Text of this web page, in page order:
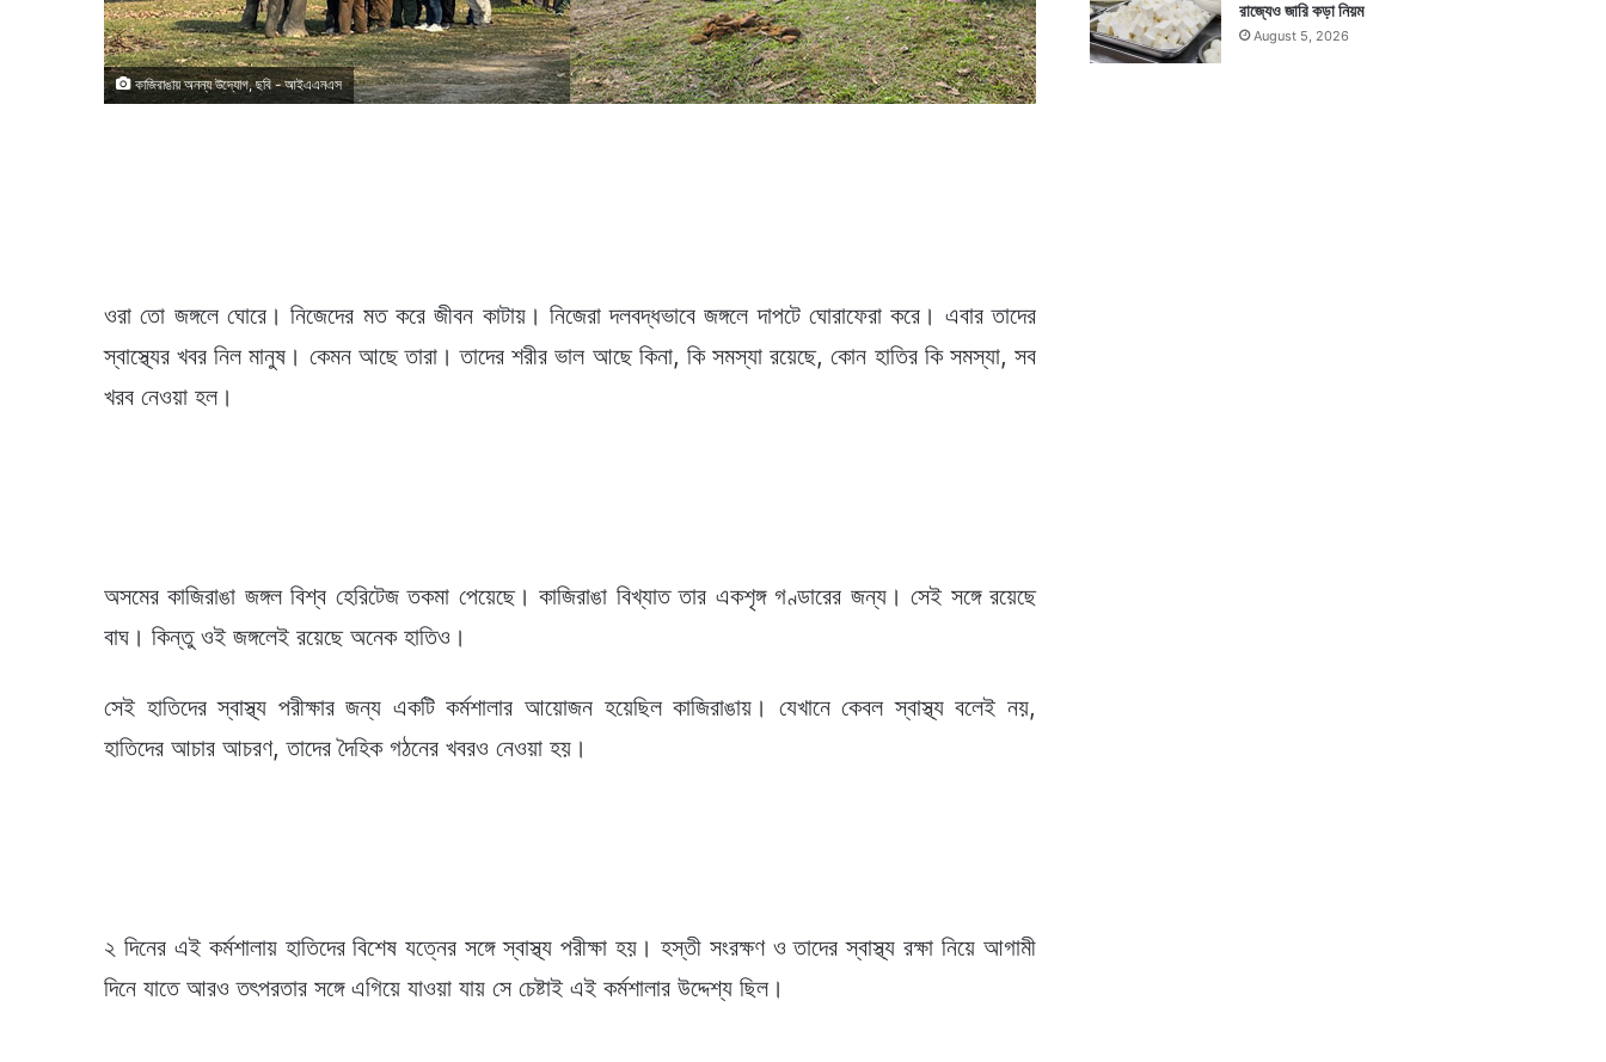
কাজিরাঙায় অনন্য উদ্যোগ, ছবি - আইএএনএস
ওরা তো জঙ্গলে ঘোরে। নিজেদের মত করে জীবন কাটায়। নিজেরা দলবদ্ধভাবে জঙ্গলে দাপটে ঘোরাফেরা করে। এবার তাদের
স্বাস্থ্যের খবর নিল মানুষ। কেমন আছে তারা। তাদের শরীর ভাল আছে কিনা, কি সমস্যা রয়েছে, কোন হাতির কি সমস্যা, সব
খরব নেওয়া হল।
অসমের কাজিরাঙা জঙ্গল বিশ্ব হেরিটেজ তকমা পেয়েছে। কাজিরাঙা বিখ্যাত তার একশৃঙ্গ গণ্ডারের জন্য। সেই সঙ্গে রয়েছে
বাঘ। কিন্তু ওই জঙ্গলেই রয়েছে অনেক হাতিও।
সেই হাতিদের স্বাস্থ্য পরীক্ষার জন্য একটি কর্মশালার আয়োজন হয়েছিল কাজিরাঙায়। যেখানে কেবল স্বাস্থ্য বলেই নয়,
হাতিদের আচার আচরণ, তাদের দৈহিক গঠনের খবরও নেওয়া হয়।
২ দিনের এই কর্মশালায় হাতিদের বিশেষ যত্নের সঙ্গে স্বাস্থ্য পরীক্ষা হয়। হস্তী সংরক্ষণ ও তাদের স্বাস্থ্য রক্ষা নিয়ে আগামী
দিনে যাতে আরও তৎপরতার সঙ্গে এগিয়ে যাওয়া যায় সে চেষ্টাই এই কর্মশালার উদ্দেশ্য ছিল।
রাজ্যেও জারি কড়া নিয়ম
August 5, 2026